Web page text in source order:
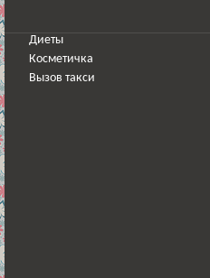
Диеты
Косметичка
Вызов такси